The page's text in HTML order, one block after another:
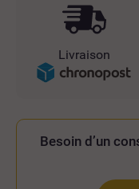
Livraison
Besoin d’un